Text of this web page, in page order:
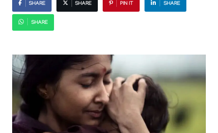
SHARE SHARE PIN IT SHARE
SHARE